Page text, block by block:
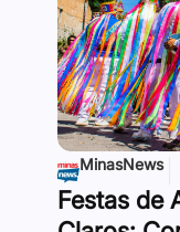
MinasNews
Festas de